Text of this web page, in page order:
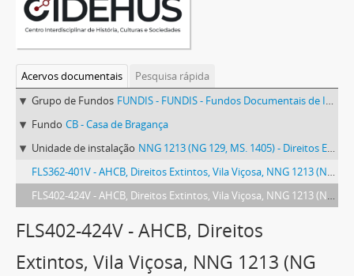
Acervos documentais
Pesquisa rápida
Grupo de Fundos FUNDIS - FUNDIS - Fundos Documentais de Instituições do Sul
Fundo CB - Casa de Bragança
Unidade de instalação NNG 1213 (NG 129, MS. 1405) - Direitos Extintos, Vila Viçosa
FLS362-401V - AHCB, Direitos Extintos, Vila Viçosa, NNG 1213 (NG 129, ms. 1405), fls. 362-401v
FLS402-424V - AHCB, Direitos Extintos, Vila Viçosa, NNG 1213 (NG 129, ms. 1405), fls. 402-424v
FLS402-424V - AHCB, Direitos
Extintos, Vila Viçosa, NNG 1213 (NG